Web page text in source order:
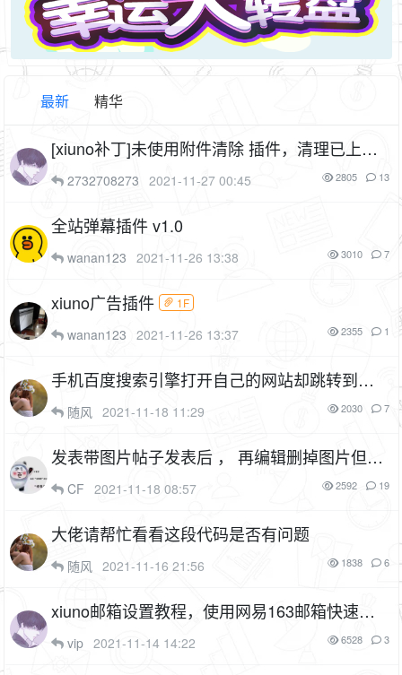
最新 精华
[xiuno补丁]未使用附件清除 插件，清理已上传
未使用的附件（cf_bugfix_tmpfiles）
1P 1F
2732708273 2021-11-27 00:45 2805 13
全站弹幕插件 v1.0
wanan123 2021-11-26 13:38 3010 7
xiuno广告插件 1F
wanan123 2021-11-26 13:37 2355 1
手机百度搜索引擎打开自己的网站却跳转到其
他网站
随风 2021-11-18 11:29 2030 7
发表带图片帖子发表后 ， 再编辑删掉图片但是
保存在服务器里的图片并没有没有被删掉，有
CF 2021-11-18 08:57 2592 19
大佬请帮忙看看这段代码是否有问题
随风 2021-11-16 21:56 1838 6
xiuno邮箱设置教程，使用网易163邮箱快速设
置SMTP
vip 2021-11-14 14:22 6528 3